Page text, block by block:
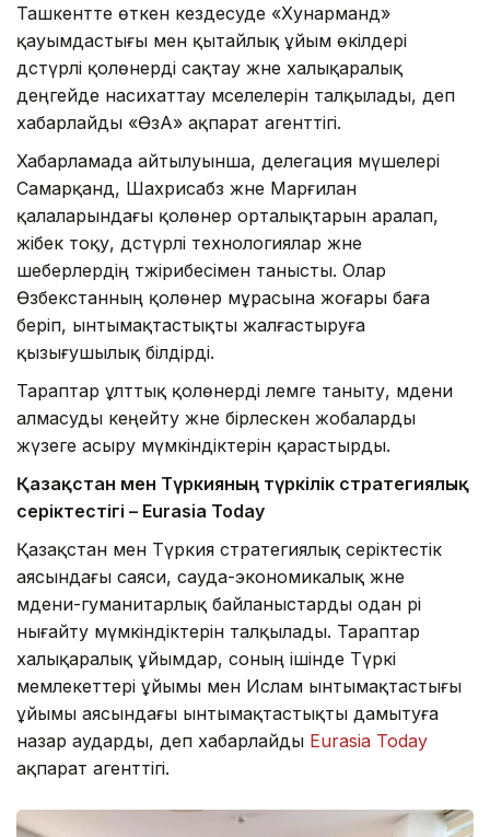
Ташкентте өткен кездесуде «Хунарманд»
қауымдастығы мен қытайлық ұйым өкілдері
дәстүрлі қолөнерді сақтау және халықаралық
деңгейде насихаттау мәселелерін талқылады, деп
хабарлайды «ӨзА» ақпарат агенттігі.
Хабарламада айтылуынша, делегация мүшелері
Самарқанд, Шахрисабз және Марғилан
қалаларындағы қолөнер орталықтарын аралап,
жібек тоқу, дәстүрлі технологиялар және
шеберлердің тәжірибесімен танысты. Олар
Өзбекстанның қолөнер мұрасына жоғары баға
беріп, ынтымақтастықты жалғастыруға
қызығушылық білдірді.
Тараптар ұлттық қолөнерді әлемге таныту, мәдени
алмасуды кеңейту және бірлескен жобаларды
жүзеге асыру мүмкіндіктерін қарастырды.
Қазақстан мен Түркияның түркілік стратегиялық
серіктестігі – Eurasia Today
Қазақстан мен Түркия стратегиялық серіктестік
аясындағы саяси, сауда-экономикалық және
мәдени-гуманитарлық байланыстарды одан әрі
нығайту мүмкіндіктерін талқылады. Тараптар
халықаралық ұйымдар, соның ішінде Түркі
мемлекеттері ұйымы мен Ислам ынтымақтастығы
ұйымы аясындағы ынтымақтастықты дамытуға
назар аударды, деп хабарлайды Eurasia Today
ақпарат агенттігі.